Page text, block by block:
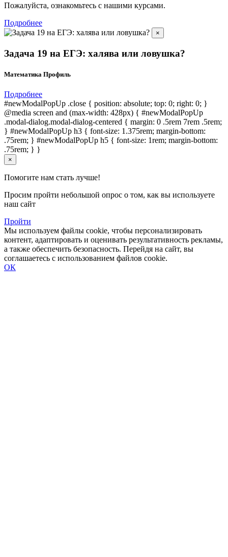
Пожалуйста, ознакомьтесь с нашими курсами.
Подробнее
×
Задача 19 на ЕГЭ: халява или ловушка?
Математика Профиль
Подробнее
#newModalPopUp .close { position: absolute; top: 0; right: 0; }
@media screen and (max-width: 428px) { #newModalPopUp
.modal-dialog.modal-dialog-centered { margin: 0 .5rem 7rem .5rem;
} #newModalPopUp h3 { font-size: 1.375rem; margin-bottom:
.75rem; } #newModalPopUp h5 { font-size: 1rem; margin-bottom:
.75rem; } }
×
Помогите нам стать лучше!
Просим пройти небольшой опрос о том, как вы используете
наш сайт
Пройти
Мы используем файлы cookie, чтобы персонализировать
контент, адаптировать и оценивать результативность рекламы,
а также обеспечить безопасность. Перейдя на сайт, вы
соглашаетесь с использованием файлов cookie.
ОК